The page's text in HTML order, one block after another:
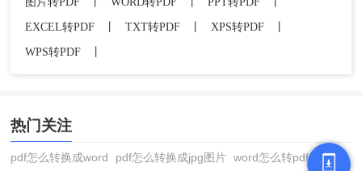
EXCEL转PDF
TXT转PDF XPS转PDF
WPS转PDF
热门关注
pdf怎么转换成word pdf怎么转换成jpg图片 word怎么转pdf